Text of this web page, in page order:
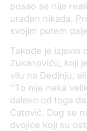
posao se nije
urađen nikada.
svojim putem
Takođe je izjavio
Zukanoviću, koji
vilu na Dedinju,
‘’To nije neka
daleko od toga
Ćatović. Dug se
dvojice koji su